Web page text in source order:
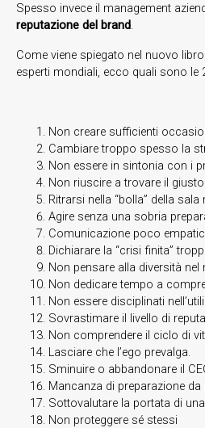
Spesso invece il management
reputazione del brand.
Come viene spiegato nel nuovo
esperti mondiali, ecco quali sono le
Non creare sufficienti
Cambiare troppo spesso la
Non essere in sintonia con i
Non riuscire a trovare il
Ritrarsi nella “bolla” della sala
Agire senza una sobria
Comunicazione poco
Dichiarare la “crisi finita”
Non pensare alla diversità
Non dedicare tempo a
Non essere disciplinati
Sovrastimare il livello di
Non comprendere il ciclo di
Lasciare che l’ego prevalga.
Sminuire o abbandonare il
Mancanza di preparazione
Sottovalutare la portata di
Non proteggere sé stessi